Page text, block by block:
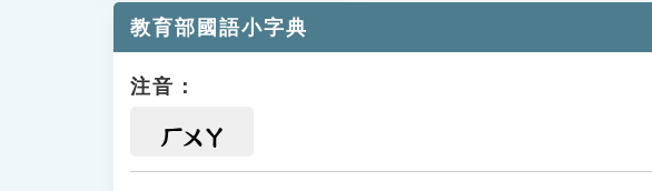
教育部國語小字典
注音：
ㄏㄨㄚ